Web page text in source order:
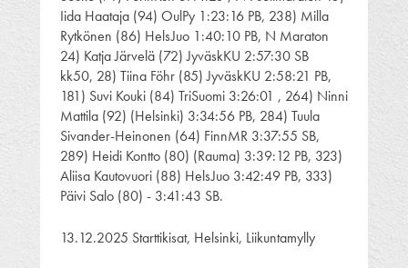
Iida Haataja (94) OulPy 1:23:16 PB, 238) Milla
Rytkönen (86) HelsJuo 1:40:10 PB, N Maraton
24) Katja Järvelä (72) JyväskKU 2:57:30 SB
kk50, 28) Tiina Föhr (85) JyväskKU 2:58:21 PB,
181) Suvi Kouki (84) TriSuomi 3:26:01 , 264) Ninni
Mattila (92) (Helsinki) 3:34:56 PB, 284) Tuula
Sivander-Heinonen (64) FinnMR 3:37:55 SB,
289) Heidi Kontto (80) (Rauma) 3:39:12 PB, 323)
Aliisa Kautovuori (88) HelsJuo 3:42:49 PB, 333)
Päivi Salo (80) - 3:41:43 SB.
13.12.2025 Starttikisat, Helsinki, Liikuntamylly